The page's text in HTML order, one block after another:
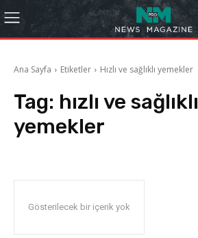
Ana Sayfa Etiketler Hızlı ve sağlıklı yemekler
Tag: hızlı ve sağlıklı
yemekler
Gösterilecek bir içerik yok